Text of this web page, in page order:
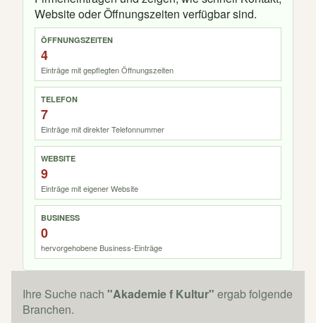
Website oder Öffnungszeiten verfügbar sind.
ÖFFNUNGSZEITEN
4
Einträge mit gepflegten Öffnungszeiten
TELEFON
7
Einträge mit direkter Telefonnummer
WEBSITE
9
Einträge mit eigener Website
BUSINESS
0
hervorgehobene Business-Einträge
Ihre Suche nach "Akademie f Kultur" ergab folgende
Branchen.